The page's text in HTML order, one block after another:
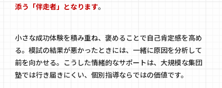
添う「伴走者」となります。
小さな成功体験を積み重ね、褒めることで自己肯定感を高め
る。模試の結果が悪かったときには、一緒に原因を分析して
前を向かせる。こうした情緒的なサポートは、大規模な集団
塾では行き届きにくい、個別指導ならではの価値です。